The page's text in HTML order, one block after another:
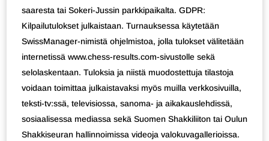
saaresta tai Sokeri-Jussin parkkipaikalta. GDPR:
Kilpailutulokset julkaistaan. Turnauksessa käytetään
SwissManager-nimistä ohjelmistoa, jolla tulokset välitetään
internetissä www.chess-results.com-sivustolle sekä
selolaskentaan. Tuloksia ja niistä muodostettuja tilastoja
voidaan toimittaa julkaistavaksi myös muilla verkkosivuilla,
teksti-tv:ssä, televisiossa, sanoma- ja aikakauslehdissä,
sosiaalisessa mediassa sekä Suomen Shakkiliiton tai Oulun
Shakkiseuran hallinnoimissa videoja valokuvagallerioissa.